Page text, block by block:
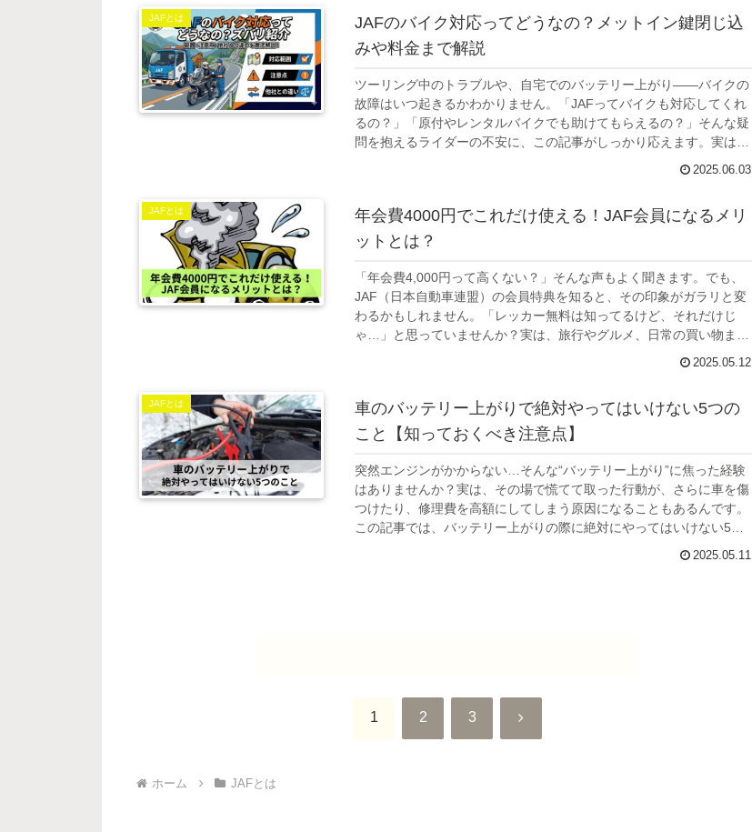
JAFとは
JAFのバイク対応ってどうなの？メットイン鍵閉じ込
みや料金まで解説
ツーリング中のトラブルや、自宅でのバッテリー上がり——バイクの
故障はいつ起きるかわかりません。「JAFってバイクも対応してくれ
るの？」「原付やレンタルバイクでも助けてもらえるの？」そんな疑
問を抱えるライダーの不安に、この記事がしっかり応えます。実は
JAFでは、大型二輪から原付まで、あらゆるバイクの救援や搬送に対
2025.06.03
JAFとは
年会費4000円でこれだけ使える！JAF会員になるメリ
ットとは？
「年会費4,000円って高くない？」そんな声もよく聞きます。でも、
JAF（日本自動車連盟）の会員特典を知ると、その印象がガラリと変
わるかもしれません。「レッカー無料は知ってるけど、それだけじ
ゃ…」と思っていませんか？実は、旅行やグルメ、日常の買い物ま
で、全国47,000以上の施設で会員優待が使えるのです。しかも、家族
2025.05.12
JAFとは
車のバッテリー上がりで絶対やってはいけない5つの
こと【知っておくべき注意点】
突然エンジンがかからない…そんな“バッテリー上がり”に焦った経験
はありませんか？実は、その場で慌てて取った行動が、さらに車を傷
つけたり、修理費を高額にしてしまう原因になることもあるんです。
この記事では、バッテリー上がりの際に絶対にやってはいけない5つ
の行動を、専門的な視点と実際のトラブル事例を交えてわかりやすく
2025.05.11
1 2 3 次
ホーム JAFとは